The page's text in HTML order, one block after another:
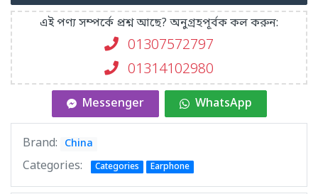
এই পণ্য সম্পর্কে প্রশ্ন আছে? অনুগ্রহপূর্বক কল করুন:
01307572797
01314102980
Messenger WhatsApp
Brand: China
Categories: Categories Earphone